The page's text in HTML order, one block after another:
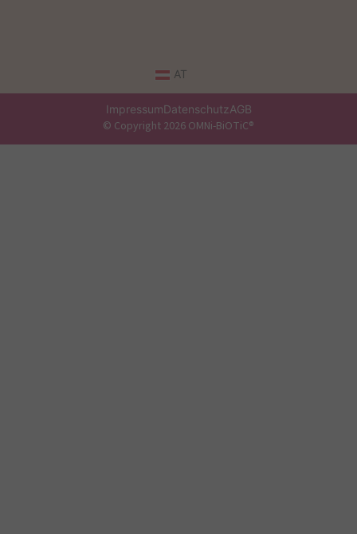
AT
ImpressumDatenschutzAGB
© Copyright 2026 OMNi-BiOTiC®